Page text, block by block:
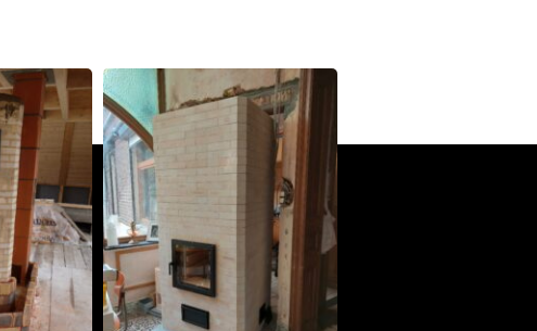
Modèle M avec enduit
La Table 73110
Éternoz 25330